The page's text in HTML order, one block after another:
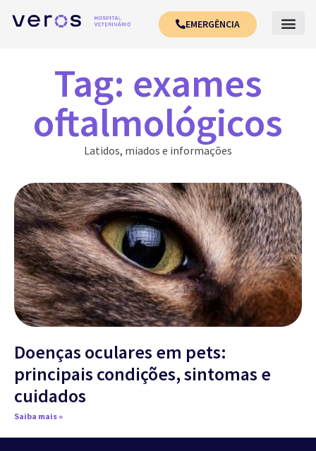
EMERGÊNCIA
Tag: exames
oftalmológicos
Latidos, miados e informações
Doenças oculares em pets:
principais condições, sintomas e
cuidados
Saiba mais »